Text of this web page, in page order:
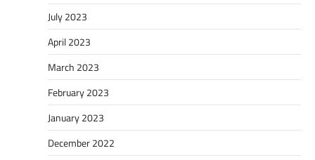
July 2023
April 2023
March 2023
February 2023
January 2023
December 2022